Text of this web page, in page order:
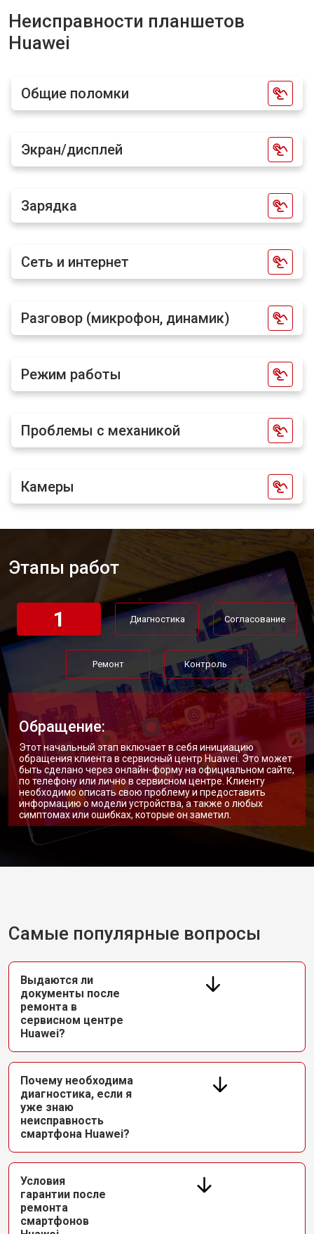
Неисправности планшетов
Huawei
Общие поломки
Экран/дисплей
Зарядка
Сеть и интернет
Разговор (микрофон, динамик)
Режим работы
Проблемы с механикой
Камеры
Этапы работ
1 Диагностика Согласование
Ремонт Контроль
Обращение:
Этот начальный этап включает в себя инициацию
обращения клиента в сервисный центр Huawei. Это может
быть сделано через онлайн-форму на официальном сайте,
по телефону или лично в сервисном центре. Клиенту
необходимо описать свою проблему и предоставить
информацию о модели устройства, а также о любых
симптомах или ошибках, которые он заметил.
Самые популярные вопросы
Выдаются ли
документы после
ремонта в
сервисном центре
Huawei?
Почему необходима
диагностика, если я
уже знаю
неисправность
смартфона Huawei?
Условия
гарантии после
ремонта
смартфонов